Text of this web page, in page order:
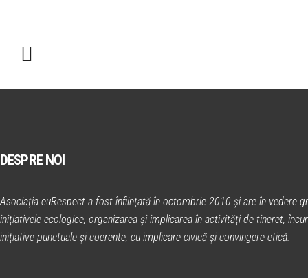
DESPRE NOI
Asociaţia euRespect a fost înfiinţată în octombrie 2010 și are în vedere
iniţiativele ecologice, organizarea şi implicarea în activităţi de tineret,
iniţiative punctuale şi coerente, cu implicare civică şi convingere etică.